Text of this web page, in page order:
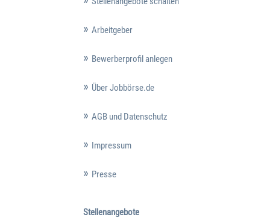
Arbeitgeber
Bewerberprofil anlegen
Über Jobbörse.de
AGB und Datenschutz
Impressum
Presse
Stellenangebote